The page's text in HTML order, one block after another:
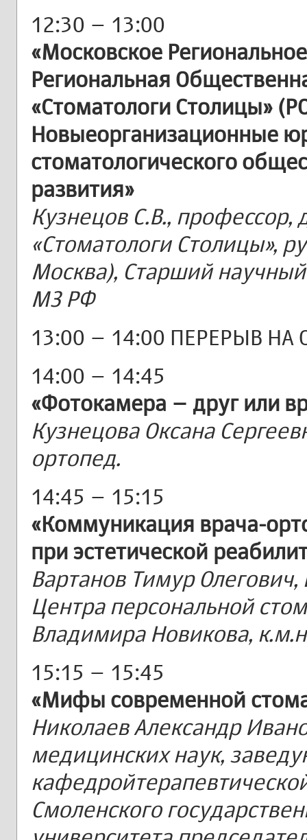
12:30 – 13:00
«Московское
Региональная
«Стоматологи Столицы»
Новыеорганизационные
стоматологического
развития»
Кузнецов С.В.,
«Стоматологи Столицы»,
Москва), Старший
МЗ РФ
13:00 – 14:00 ПЕРЕРЫВ НА
14:00 – 14:45
«Фотокамера – друг или
Кузнецова Оксана
ортопед.
14:45 – 15:15
«Коммуникация врача-
при эстетической
Вартанов Тимур
Центра персональной
Владимира Новикова,
15:15 – 15:45
«Мифы современной
Николаев Александр
медицинских наук,
Смоленского